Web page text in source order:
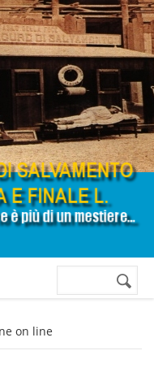
Form di
on line